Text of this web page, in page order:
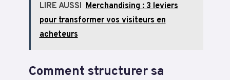
LIRE AUSSI Merchandising : 3 leviers
pour transformer vos visiteurs en
acheteurs
Comment structurer sa